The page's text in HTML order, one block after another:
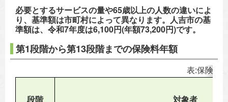
必要とするサービスの量や65歳以上の人数の違いによ
り、基準額は市町村によって異なります。人吉市の基
準額は、令和7年度は6,100円(年額73,200円)です。
第1段階から第13段階までの保険料年額
表:保険料
段階 対象者